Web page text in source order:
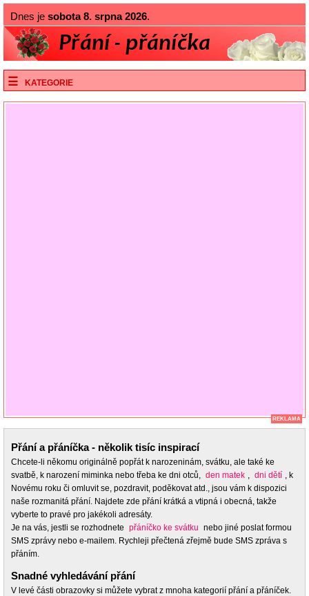
Dnes je sobota 8. srpna 2026.
KATEGORIE
REKLAMA
Přání a přáníčka - několik tisíc inspirací
Chcete-li někomu originálně popřát k narozeninám, svátku, ale také ke
svatbě, k narození miminka nebo třeba ke dni otců, den matek , dni dětí , k
Novému roku či omluvit se, pozdravit, poděkovat atd., jsou vám k dispozici
naše rozmanitá přání. Najdete zde přání krátká a vtipná i obecná, takže
vyberte to pravé pro jakékoli adresáty.
Je na vás, jestli se rozhodnete přáníčko ke svátku nebo jiné poslat formou
SMS zprávy nebo e-mailem. Rychleji přečtená zřejmě bude SMS zpráva s
přáním.
Snadné vyhledávání přání
V levé části obrazovky si můžete vybrat z mnoha kategorií přání a přáníček.